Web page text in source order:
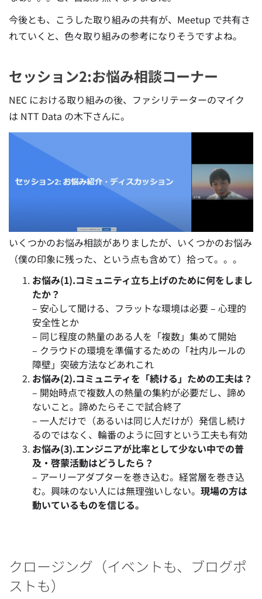
今後とも、こうした取り組みの共有が、Meetup で共有さ
れていくと、色々取り組みの参考になりそうですよね。
セッション2:お悩み相談コーナー
NEC における取り組みの後、ファシリテーターのマイク
は NTT Data の木下さんに。
いくつかのお悩み相談がありましたが、いくつかのお悩み
（僕の印象に残った、という点も含めて）拾って。。。
お悩み(1).コミュニティ立ち上げのために何をしまし
たか？
– 安心して聞ける、フラットな環境は必要 – 心理的
安全性とか
– 同じ程度の熱量のある人を「複数」集めて開始
– クラウドの環境を準備するための「社内ルールの
障壁」突破方法などあれこれ
お悩み(2).コミュニティを「続ける」ための工夫は？
– 開始時点で複数人の熱量の集約が必要だし、諦め
ないこと。諦めたらそこで試合終了
– 一人だけで（あるいは同じ人だけが）発信し続け
るのではなく、輪番のように回すという工夫も有効
お悩み(3).エンジニアが比率として少ない中での普
及・啓蒙活動はどうしたら？
– アーリーアダプターを巻き込む。経営層を巻き込
む。興味のない人には無理強いしない。 現場の方は
動いているものを信じる。
クロージング（イベントも、ブログポ
ストも）